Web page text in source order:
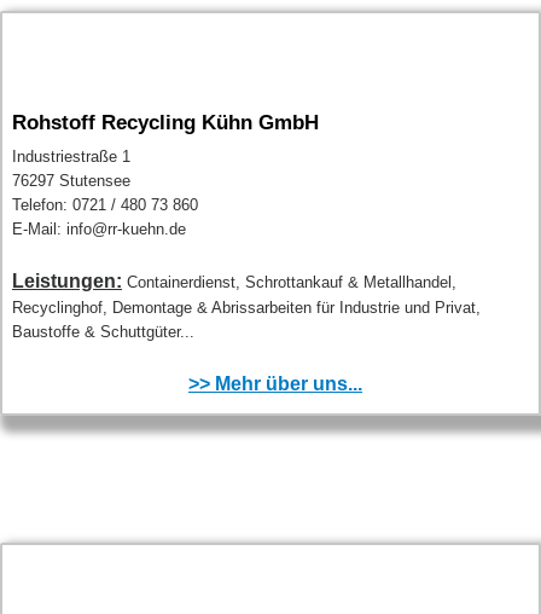
Rohstoff Recycling Kühn GmbH
Industriestraße 1
76297 Stutensee
Telefon: 0721 / 480 73 860
E-Mail: info@rr-kuehn.de
Leistungen: Containerdienst, Schrottankauf & Metallhandel,
Recyclinghof, Demontage & Abrissarbeiten für Industrie und Privat,
Baustoffe & Schuttgüter...
>> Mehr über uns...